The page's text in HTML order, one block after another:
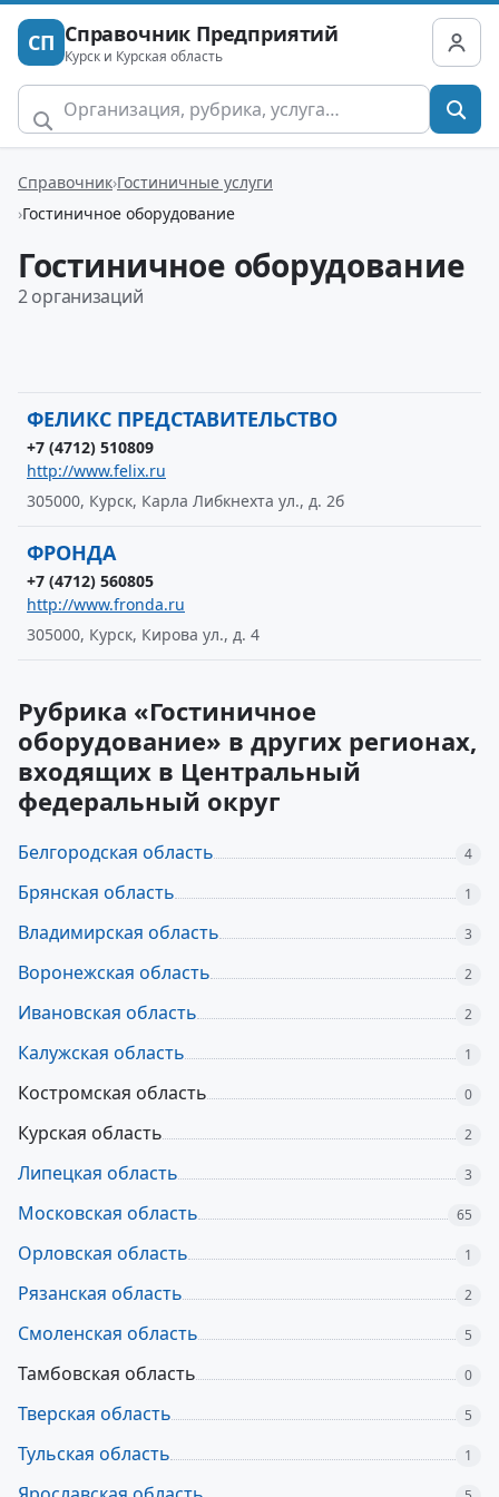
СП Справочник Предприятий
Курск и Курская область
Справочник Гостиничные услуги
Гостиничное оборудование
Гостиничное оборудование
2 организаций
ФЕЛИКС ПРЕДСТАВИТЕЛЬСТВО
+7 (4712) 510809
http://www.felix.ru
305000, Курск, Карла Либкнехта ул., д. 2б
ФРОНДА
+7 (4712) 560805
http://www.fronda.ru
305000, Курск, Кирова ул., д. 4
Рубрика «Гостиничное
оборудование» в других регионах,
входящих в Центральный
федеральный округ
Белгородская область 4
Брянская область 1
Владимирская область 3
Воронежская область 2
Ивановская область 2
Калужская область 1
Костромская область 0
Курская область 2
Липецкая область 3
Московская область 65
Орловская область 1
Рязанская область 2
Смоленская область 5
Тамбовская область 0
Тверская область 5
Тульская область 1